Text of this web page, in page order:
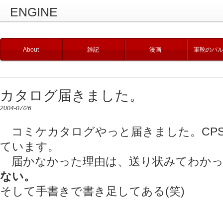
ENGINE
About 雑記 漫画 軍靴のバ
カタログ届きました。
2004-07/26
コミケカタログやっと届きました。
ています。
届かなかった理由は、送り状みてわか
ない。
そして手書きで書き足してある(笑)